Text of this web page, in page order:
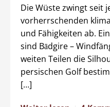
Die Wüste zwingt seit
vorherrschenden
und Fähigkeiten ab.
sind Bādgire –
weiten Teilen die
persischen Golf
[…]